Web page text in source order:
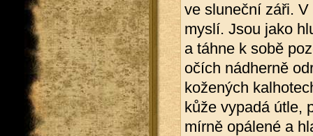
ve sluneční záři.
myslí. Jsou jako
a táhne k sobě
očích nádherně
kožených
kůže vypadá útle,
mírně opálené a